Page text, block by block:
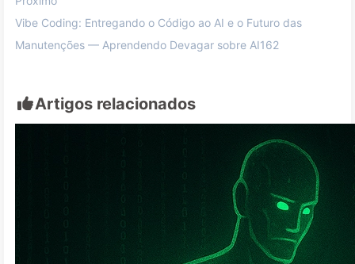
Vibe Coding: Entregando o Código ao AI e o Futuro das
Manutenções — Aprendendo Devagar sobre AI162
Artigos relacionados